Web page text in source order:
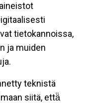
tietokannoissa,
ja muiden
teknistä
siitä, että̈